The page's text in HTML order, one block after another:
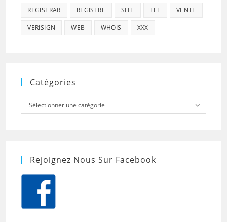
REGISTRAR REGISTRE SITE TEL VENTE
VERISIGN WEB WHOIS XXX
Catégories
Catégories
Sélectionner une catégorie
Rejoignez Nous Sur Facebook